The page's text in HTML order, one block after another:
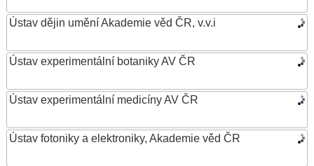
Ústav dějin umění Akademie věd ČR, v.v.i
Ústav experimentální botaniky AV ČR
Ústav experimentální medicíny AV ČR
Ústav fotoniky a elektroniky, Akademie věd ČR